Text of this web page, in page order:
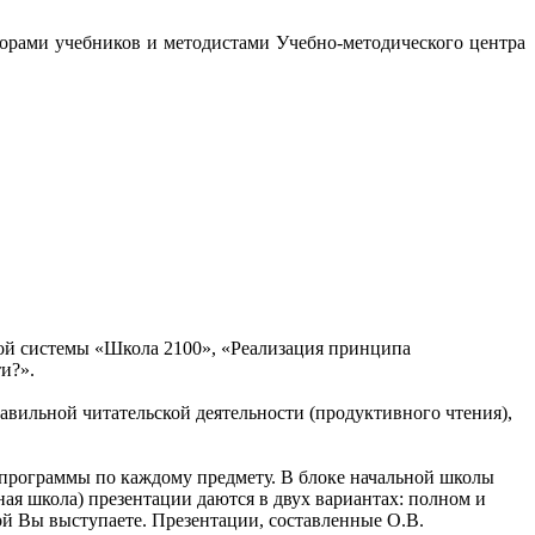
учебников и методистами Учебно-методического центра
системы «Школа 2100», «Реализация принципа
читательской деятельности (продуктивного чтения),
по каждому предмету. В блоке начальной школы
школа) презентации даются в двух вариантах: полном и
Вы выступаете. Презентации, составленные О.В.